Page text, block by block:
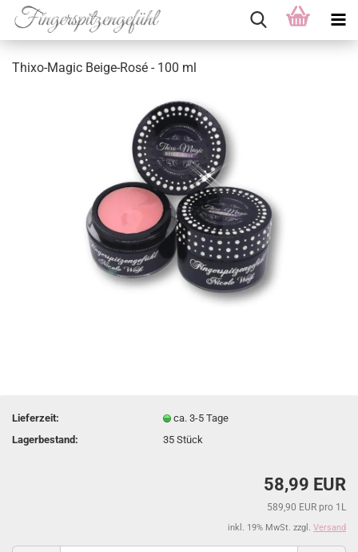
Thixo-Magic Beige-Rosé - 100 ml
Lieferzeit:
ca. 3-5 Tage
Lagerbestand:
35Stück
58,99 EUR
589,90 EUR pro 1L
inkl. 19% MwSt. zzgl. Versand